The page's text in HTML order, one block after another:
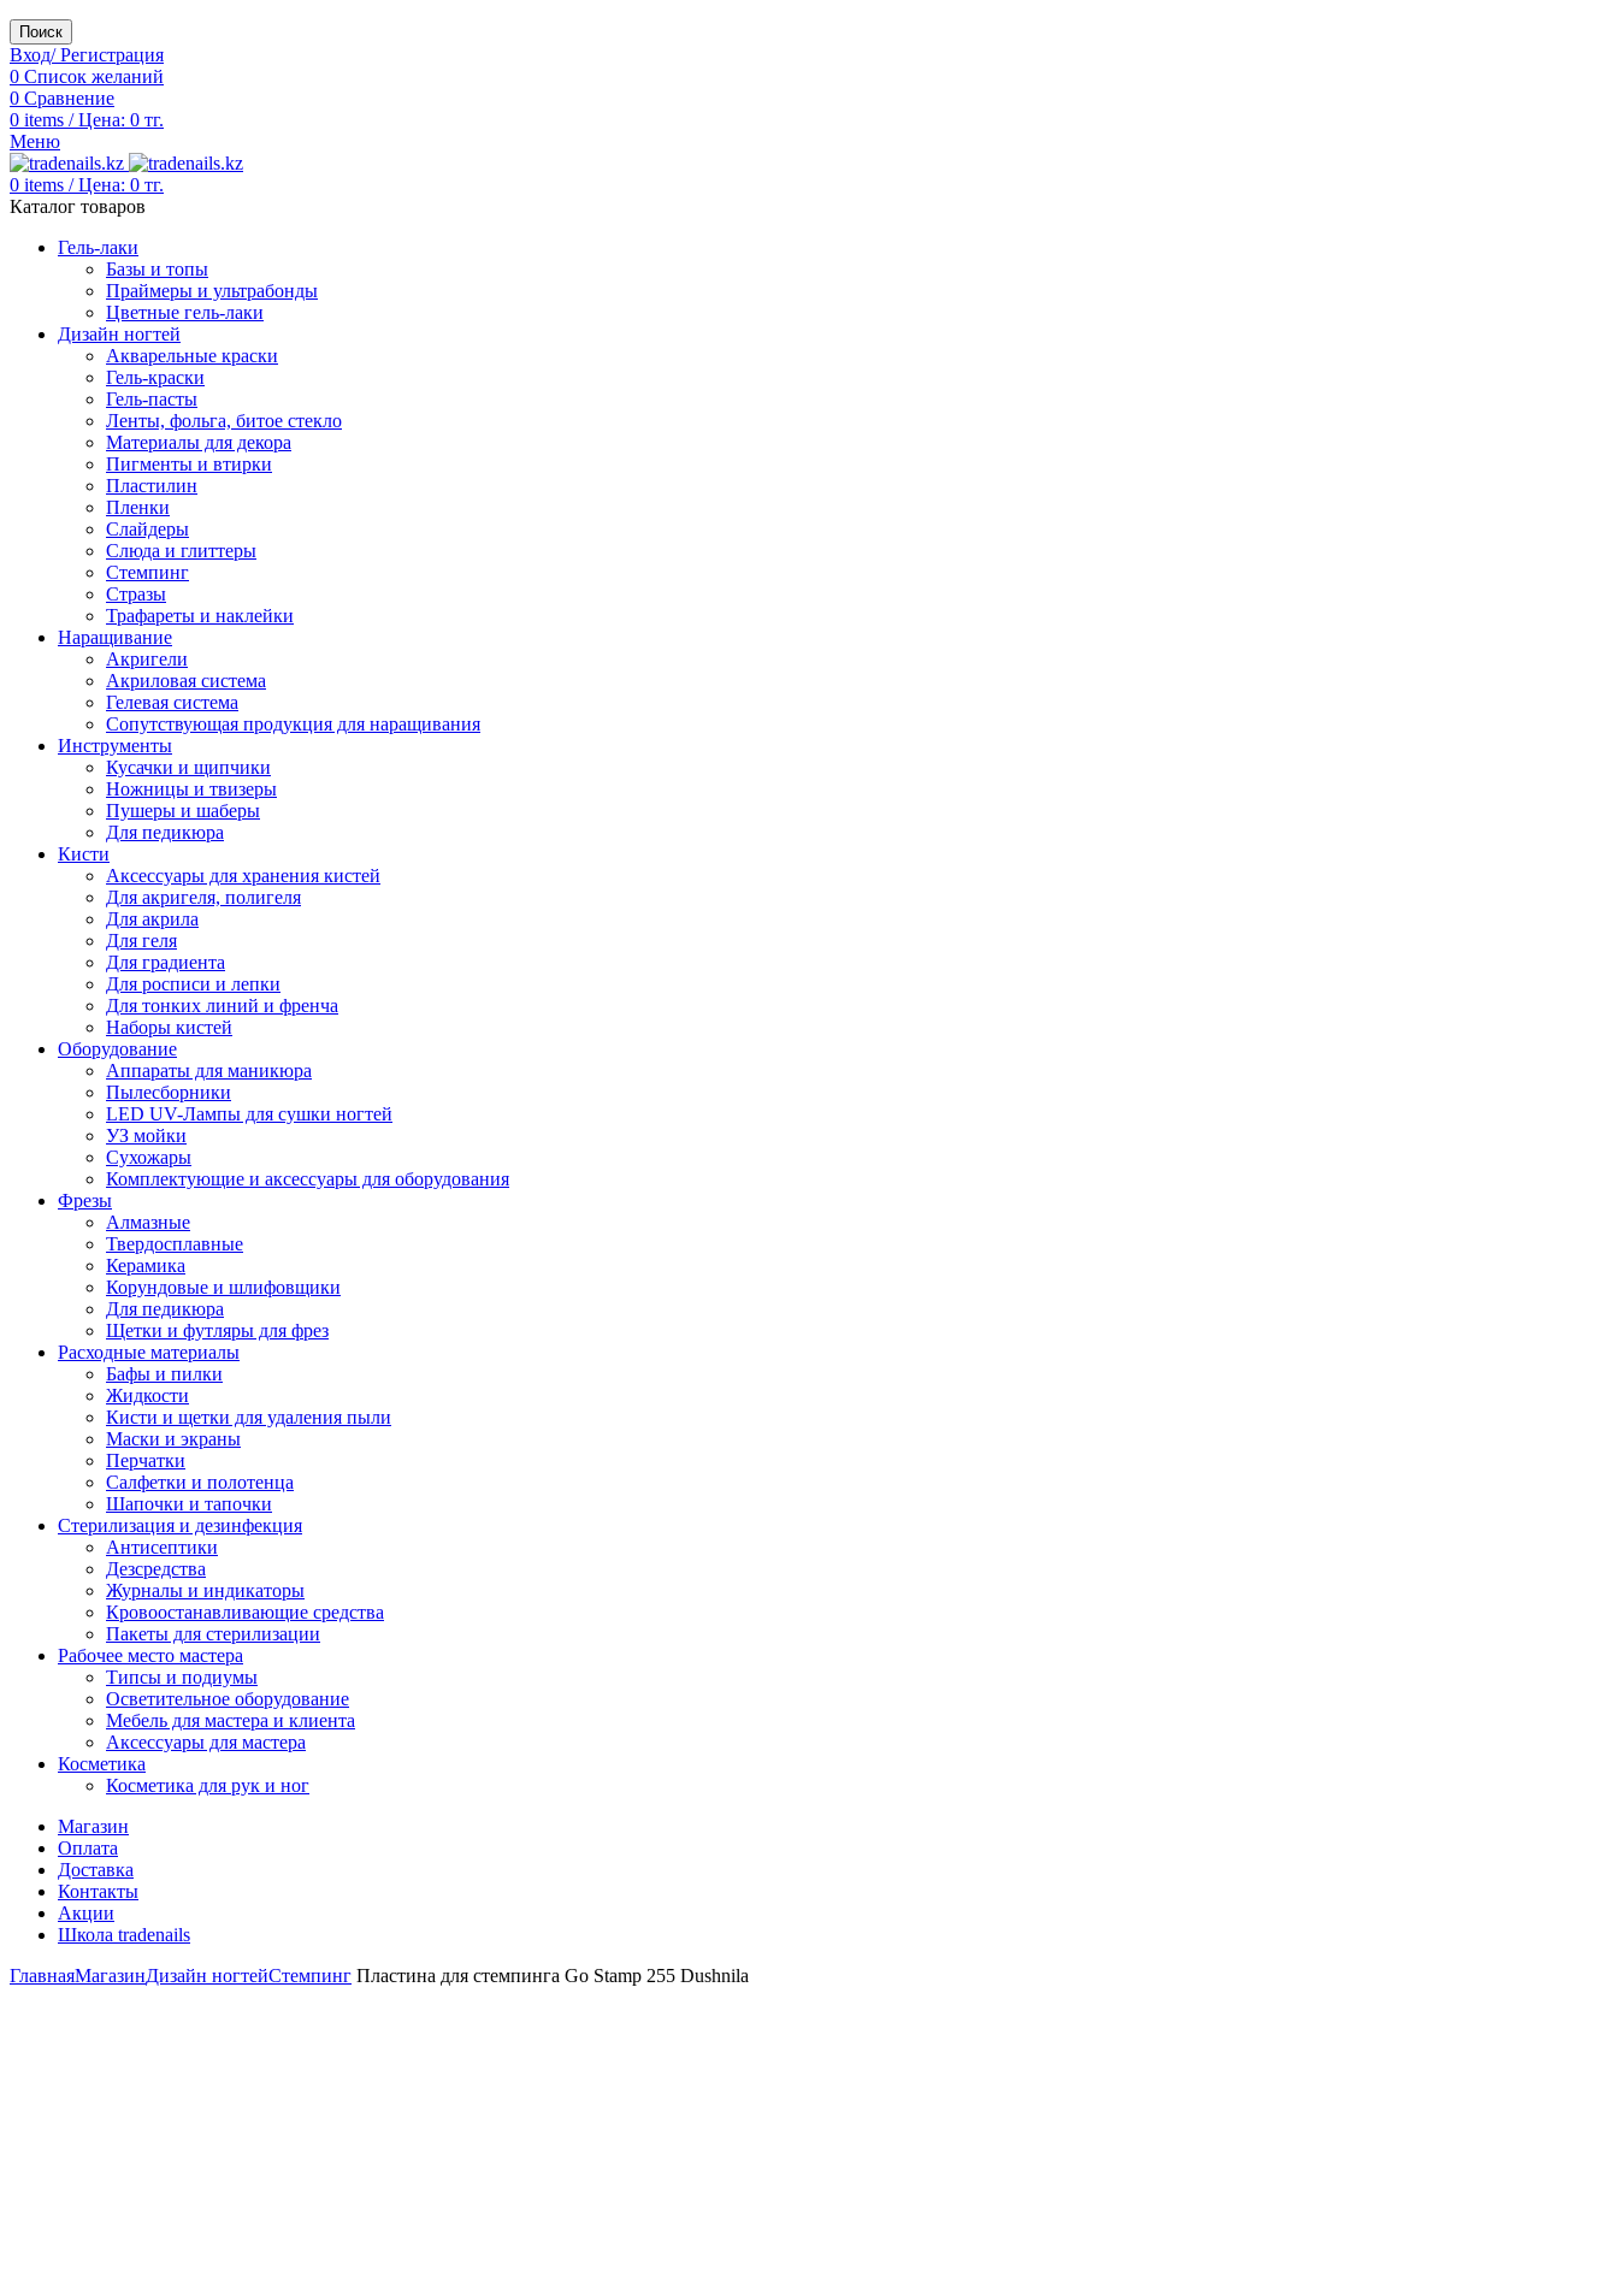
Поиск
Вход/ Регистрация
0 Список желаний
0 Сравнение
0 items / Цена: 0 тг.
Меню
0 items / Цена: 0 тг.
Каталог товаров
Гель-лаки
Базы и топы
Праймеры и ультрабонды
Цветные гель-лаки
Дизайн ногтей
Акварельные краски
Гель-краски
Гель-пасты
Ленты, фольга, битое стекло
Материалы для декора
Пигменты и втирки
Пластилин
Пленки
Слайдеры
Слюда и глиттеры
Стемпинг
Стразы
Трафареты и наклейки
Наращивание
Акригели
Акриловая система
Гелевая система
Сопутствующая продукция для наращивания
Инструменты
Кусачки и щипчики
Ножницы и твизеры
Пушеры и шаберы
Для педикюра
Кисти
Аксессуары для хранения кистей
Для акригеля, полигеля
Для акрила
Для геля
Для градиента
Для росписи и лепки
Для тонких линий и френча
Наборы кистей
Оборудование
Аппараты для маникюра
Пылесборники
LED UV-Лампы для сушки ногтей
УЗ мойки
Сухожары
Комплектующие и аксессуары для оборудования
Фрезы
Алмазные
Твердосплавные
Керамика
Корундовые и шлифовщики
Для педикюра
Щетки и футляры для фрез
Расходные материалы
Бафы и пилки
Жидкости
Кисти и щетки для удаления пыли
Маски и экраны
Перчатки
Салфетки и полотенца
Шапочки и тапочки
Стерилизация и дезинфекция
Антисептики
Дезсредства
Журналы и индикаторы
Кровоостанавливающие средства
Пакеты для стерилизации
Рабочее место мастера
Типсы и подиумы
Осветительное оборудование
Мебель для мастера и клиента
Аксессуары для мастера
Косметика
Косметика для рук и ног
Магазин
Оплата
Доставка
Контакты
Акции
Школа tradenails
ГлавнаяМагазинДизайн ногтейСтемпинг Пластина для стемпинга Go Stamp 255 Dushnila